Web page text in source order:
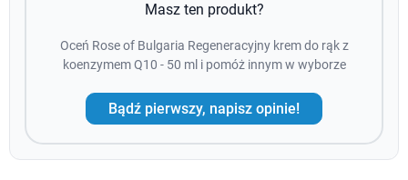
Masz ten produkt?
Oceń Rose of Bulgaria Regeneracyjny krem do rąk z
koenzymem Q10 - 50 ml i pomóż innym w wyborze
Bądź pierwszy, napisz opinie!